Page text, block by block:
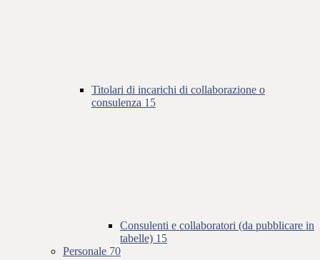
Titolari di incarichi di collaborazione o
consulenza 15
Consulenti e collaboratori (da pubblicare in
tabelle) 15
Personale 70